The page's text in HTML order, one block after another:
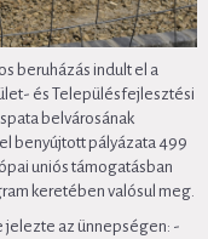
beruházás indult el a
és Településfejlesztési
belvárosának
benyújtott pályázata 499
uniós támogatásban
keretében valósul meg.
jelezte az ünnepségen: -